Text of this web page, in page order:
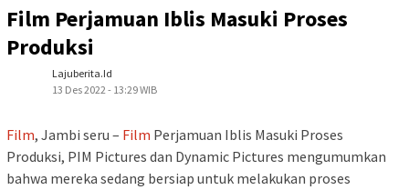
Film Perjamuan Iblis Masuki Proses
Produksi
Lajuberita.id
13 Des 2022 - 13:29 WIB
Film, Jambi seru – Film Perjamuan Iblis Masuki Proses
Produksi, PIM Pictures dan Dynamic Pictures mengumumkan
bahwa mereka sedang bersiap untuk melakukan proses